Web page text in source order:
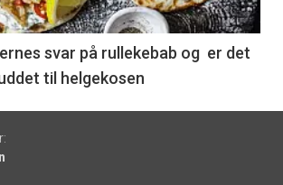
svar på rullekebab og er det
til helgekosen